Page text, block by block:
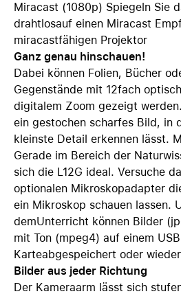
Miracast (1080p)­ Spiegeln Sie
drahtlosauf einen Miracast
miracastfähigen Projektor
Ganz genau hinschauen!
Dabei können Folien, Bücher
Gegenstände mit 12fach
digitalem Zoom gezeigt
ein gestochen scharfes Bild, in
kleinste Detail erkennen lässt.
Gerade im Bereich der
sich die L­12G ideal. Versuche
optionalen Mikroskopadapter
ein Mikroskop schauen lassen.
demUnterricht können Bilder
mit Ton (mpeg4) auf einem
­Karteabgespeichert oder
Bilder aus jeder Richtung
Der Kameraarm lässt sich